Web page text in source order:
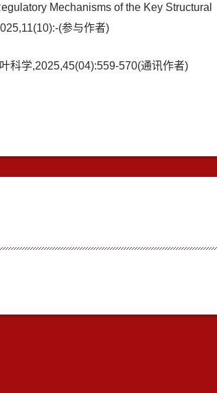
Mechanisms of the Key Structural
(参与作者)
科学,2025,45(04):559-570(通讯作者)